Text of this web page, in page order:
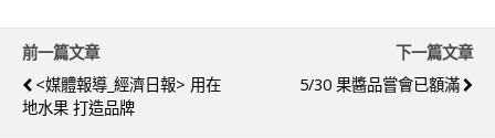
前一篇文章
<媒體報導_經濟日報> 用在
地水果 打造品牌
下一篇文章
5/30 果醬品嘗會已額滿